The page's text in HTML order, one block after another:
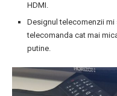
HDMI.
Designul telecomenzii
telecomanda cat mai
putine.